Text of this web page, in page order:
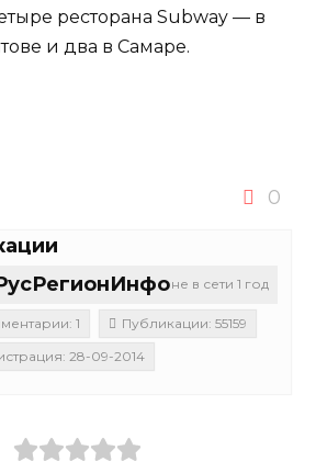
ресторана Subway — в
и два в Самаре.
0
не в сети 1 год
1
Публикации: 55159
28-09-2014